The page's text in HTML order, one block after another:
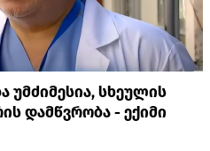
უმძიმესია, სხეულის
დამწვრობა - ექიმი